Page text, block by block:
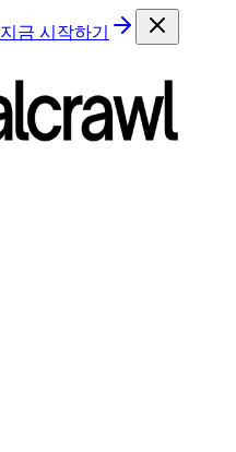
지금 시작하기